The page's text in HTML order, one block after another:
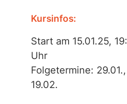
Kursinfos:
Start am 15.01.25,
Uhr
Folgetermine:
19.02.